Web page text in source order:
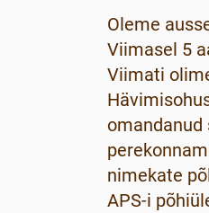
Oleme
Viimasel 5
Viimati
omandanud
nimekate
APS-i